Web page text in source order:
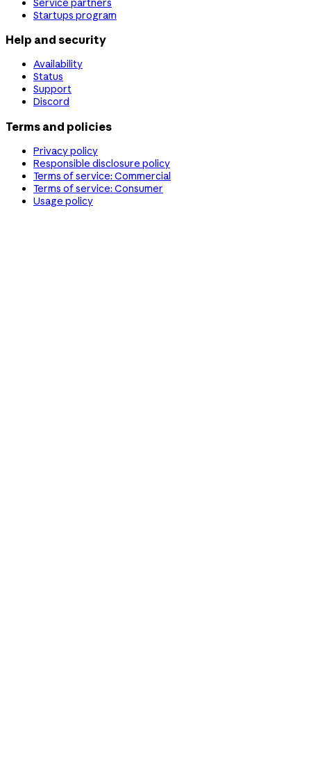
Service partners
Startups program
Help and security
Availability
Status
Support
Discord
Terms and policies
Privacy policy
Responsible disclosure policy
Terms of service: Commercial
Terms of service: Consumer
Usage policy